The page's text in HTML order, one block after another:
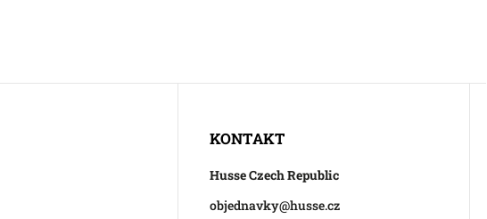
KONTAKT
Husse Czech Republic
objednavky@husse.cz